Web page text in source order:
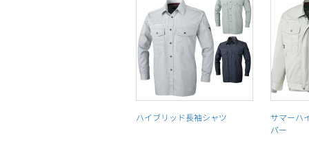
ハイブリッド長袖シャツ
サマーハ
パー